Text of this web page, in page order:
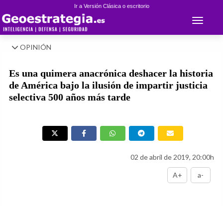
Ir a Versión Clásica o escritorio
Toggle
OPINIÓN
Es una quimera anacrónica deshacer la historia
de América bajo la ilusión de impartir justicia
selectiva 500 años más tarde
02 de abril de 2019, 20:00h
A+ a-